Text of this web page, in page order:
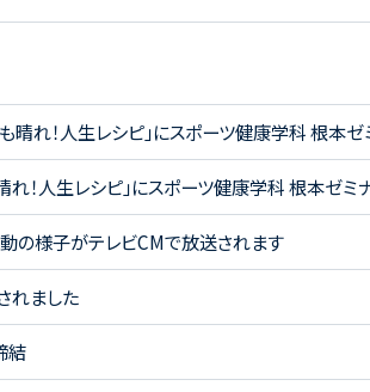
晴れ！人生レシピ」にスポーツ健康学科 根本
れ！人生レシピ」にスポーツ健康学科 根本ゼ
の様子がテレビCMで放送されます
れました
結